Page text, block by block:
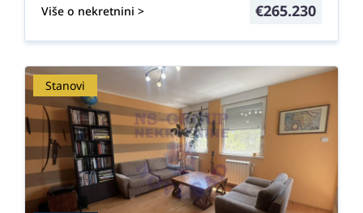
Više o nekretnini > €265.230
Stanovi